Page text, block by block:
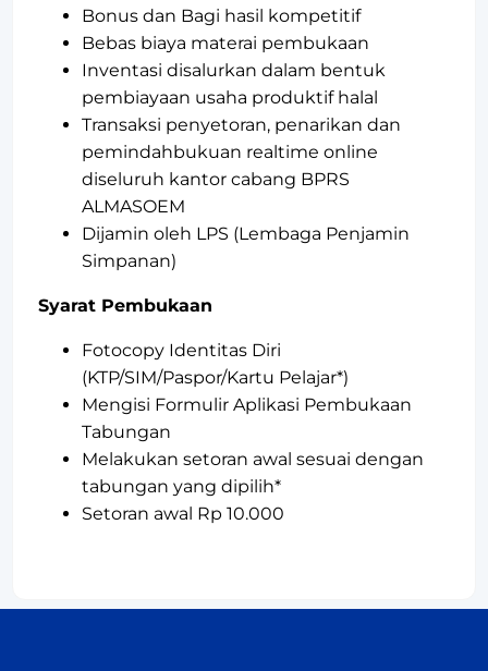
Bonus dan Bagi hasil kompetitif
Bebas biaya materai pembukaan
Inventasi disalurkan dalam bentuk
pembiayaan usaha produktif halal
Transaksi penyetoran, penarikan dan
pemindahbukuan realtime online
diseluruh kantor cabang BPRS
ALMASOEM
Dijamin oleh LPS (Lembaga Penjamin
Simpanan)
Syarat Pembukaan
Fotocopy Identitas Diri
(KTP/SIM/Paspor/Kartu Pelajar*)
Mengisi Formulir Aplikasi Pembukaan
Tabungan
Melakukan setoran awal sesuai dengan
tabungan yang dipilih*
Setoran awal Rp 10.000